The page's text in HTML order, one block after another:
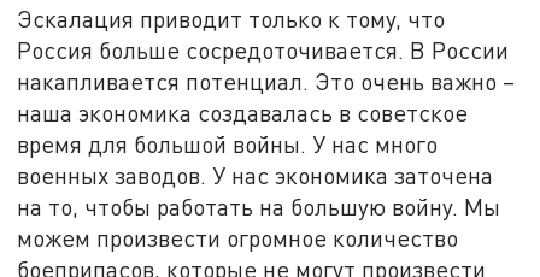
Эскалация приводит только к тому, что
Россия больше сосредоточивается. В России
накапливается потенциал. Это очень важно –
наша экономика создавалась в советское
время для большой войны. У нас много
военных заводов. У нас экономика заточена
на то, чтобы работать на большую войну. Мы
можем произвести огромное количество
боеприпасов, которые не могут произвести